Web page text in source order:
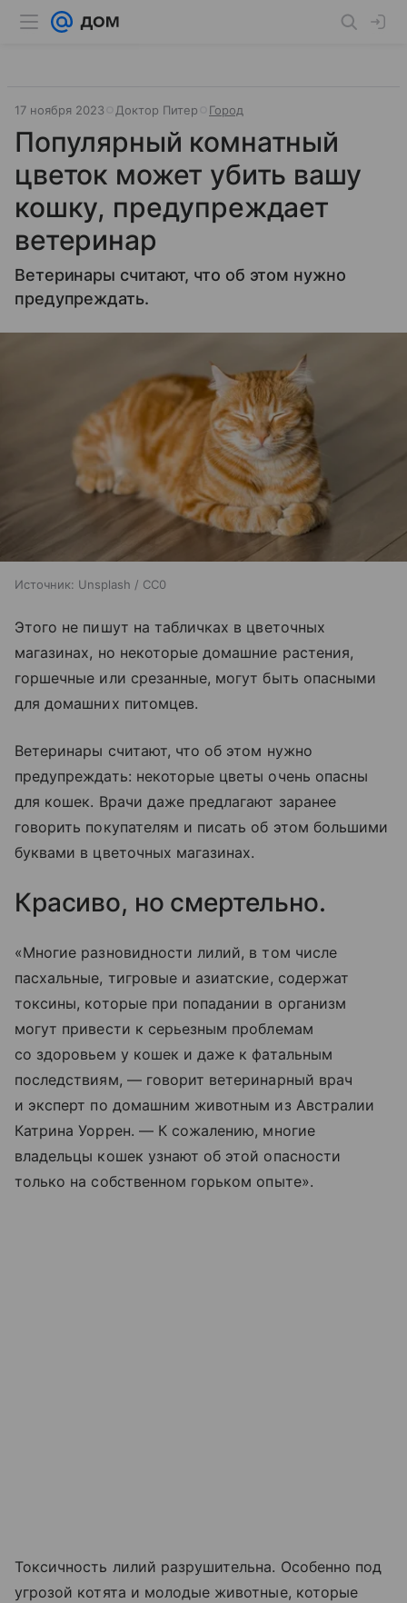
17 ноября 2023 Доктор Питер Город
Популярный комнатный
цветок может убить вашу
кошку, предупреждает
ветеринар
Ветеринары считают, что об этом нужно
предупреждать.
Источник: Unsplash / CC0
Этого не пишут на табличках в цветочных
магазинах, но некоторые домашние растения,
горшечные или срезанные, могут быть опасными
для домашних питомцев.
Ветеринары считают, что об этом нужно
предупреждать: некоторые цветы очень опасны
для кошек. Врачи даже предлагают заранее
говорить покупателям и писать об этом большими
буквами в цветочных магазинах.
Красиво, но смертельно.
«Многие разновидности лилий, в том числе
пасхальные, тигровые и азиатские, содержат
токсины, которые при попадании в организм
могут привести к серьезным проблемам
со здоровьем у кошек и даже к фатальным
последствиям, — говорит ветеринарный врач
и эксперт по домашним животным из Австралии
Катрина Уоррен. — К сожалению, многие
владельцы кошек узнают об этой опасности
только на собственном горьком опыте».
Токсичность лилий разрушительна. Особенно под
угрозой котята и молодые животные, которые